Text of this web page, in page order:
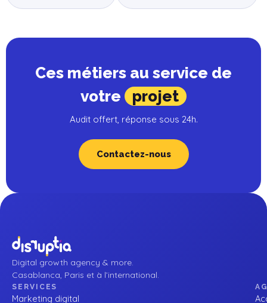
Ces métiers au service de
votre
projet
Audit offert, réponse sous 24h.
Contactez-nous
Digital growth agency & more.
Casablanca, Paris et à l’international.
SERVICES
Marketing digital